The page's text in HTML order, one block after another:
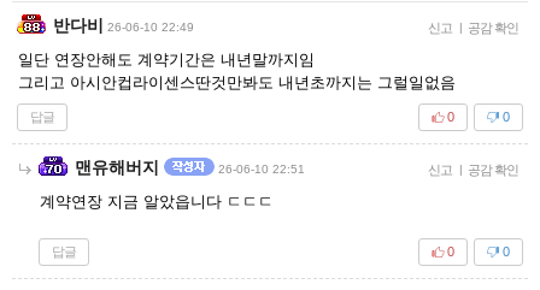
반다비 26-06-10 22:49 신고 | 공감 확인
일단 연장안해도 계약기간은 내년말까지임
그리고 아시안컵라이센스딴것만봐도 내년초까지는 그럴일없음
답글 0
0
맨유해버지 26-06-10 22:51 신고 | 공감 확인
계약연장 지금 알았읍니다 ㄷㄷㄷ
답글 0
0